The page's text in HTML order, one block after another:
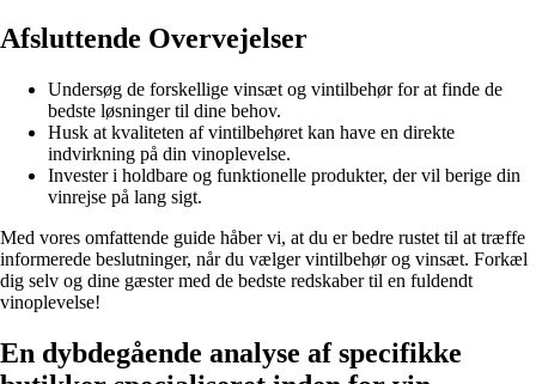
Afsluttende Overvejelser
Undersøg de forskellige vinsæt og vintilbehør for at finde de
bedste løsninger til dine behov.
Husk at kvaliteten af vintilbehøret kan have en direkte
indvirkning på din vinoplevelse.
Invester i holdbare og funktionelle produkter, der vil berige din
vinrejse på lang sigt.
Med vores omfattende guide håber vi, at du er bedre rustet til at træffe
informerede beslutninger, når du vælger vintilbehør og vinsæt. Forkæl
dig selv og dine gæster med de bedste redskaber til en fuldendt
vinoplevelse!
En dybdegående analyse af specifikke